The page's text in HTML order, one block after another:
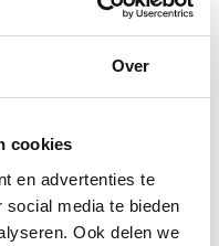
Over
cookies
en advertenties te
media te bieden
Ook delen we